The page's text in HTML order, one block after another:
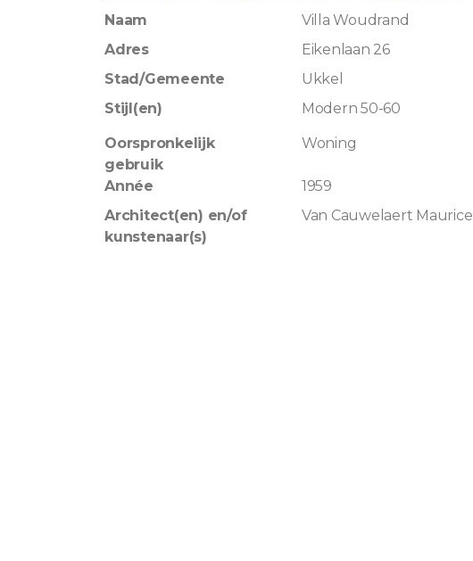
Naam
Villa Woudrand
Adres
Eikenlaan 26
Stad/Gemeente
Ukkel
Stijl(en)
Modern 50-60
Oorspronkelijk
gebruik
Woning
Année
1959
Architect(en) en/of
kunstenaar(s)
Van Cauwelaert Maurice